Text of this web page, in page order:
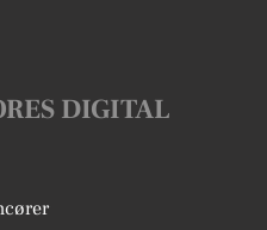
DIGITAL